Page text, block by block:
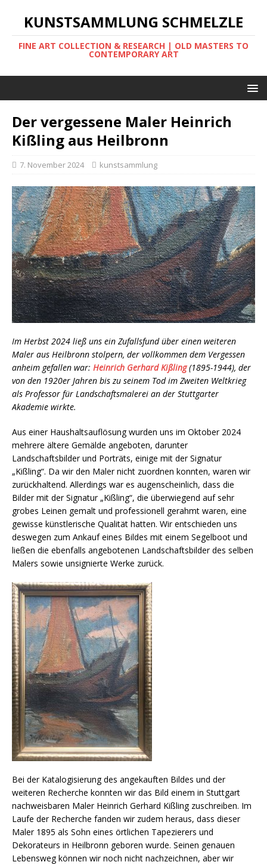
KUNSTSAMMLUNG SCHMELZLE
FINE ART COLLECTION & RESEARCH | OLD MASTERS TO
CONTEMPORARY ART
Der vergessene Maler Heinrich
Kißling aus Heilbronn
7. November 2024 kunstsammlung
Im Herbst 2024 ließ uns ein Zufallsfund über einen weiteren
Maler aus Heilbronn stolpern, der vollkommen dem Vergessen
anheim gefallen war: Heinrich Gerhard Kißling(1895-1944), der
von den 1920er Jahren bis zu seinem Tod im Zweiten Weltkrieg
als Professor für Landschaftsmalerei an der Stuttgarter
Akademie wirkte.
Aus einer Haushaltsauflösung wurden uns im Oktober 2024
mehrere ältere Gemälde angeboten, darunter
Landschaftsbilder und Porträts, einige mit der Signatur
„Kißling“. Da wir den Maler nicht zuordnen konnten, waren wir
zurückhaltend. Allerdings war es augenscheinlich, dass die
Bilder mit der Signatur „Kißling“, die überwiegend auf sehr
grobes Leinen gemalt und professionell gerahmt waren, eine
gewisse künstlerische Qualität hatten. Wir entschieden uns
deswegen zum Ankauf eines Bildes mit einem Segelboot und
ließen die ebenfalls angebotenen Landschaftsbilder des selben
Malers sowie unsignierte Werke zurück.
Bei der Katalogisierung des angekauften Bildes und der
weiteren Recherche konnten wir das Bild einem in Stuttgart
nachweisbaren Maler Heinrich Gerhard Kißling zuschreiben. Im
Laufe der Recherche fanden wir zudem heraus, dass dieser
Maler 1895 als Sohn eines örtlichen Tapezierers und
Dekorateurs in Heilbronn geboren wurde. Seinen genauen
Lebensweg können wir noch nicht nachzeichnen, aber wir